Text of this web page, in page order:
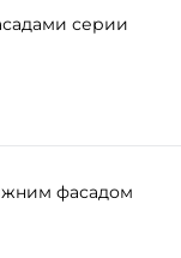
серии
фасадом